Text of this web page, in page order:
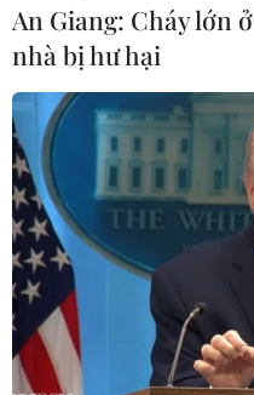
An Giang: Cháy lớn
nhà bị hư hại